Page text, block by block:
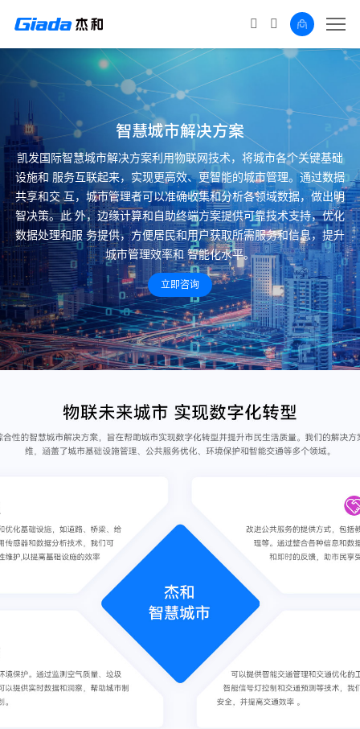
智慧城市解决方案
凯发国际智慧城市解决方案利用物联网技术，将城市各个关键基础
设施和服务互联起来，实现更高效、更智能的城市管理。通过数据
共享和交互，城市管理者可以准确收集和分析各领域数据，做出明
智决策。此外，边缘计算和自助终端方案提供可靠技术支持，优化
数据处理和服务提供，方便居民和用户获取所需服务和信息，提升
城市管理效率和智能化水平。
立即咨询